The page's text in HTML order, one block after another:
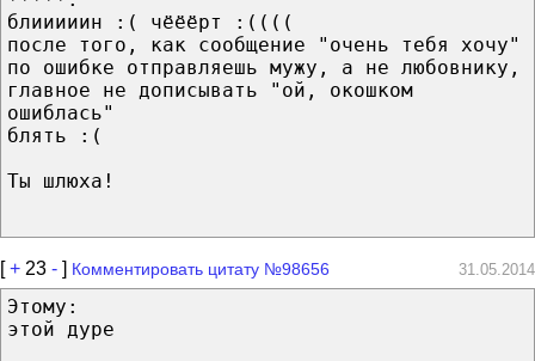
блииииин :( чёёёрт :((((
после того, как сообщение "очень тебя хочу"
по ошибке отправляешь мужу, а не любовнику,
главное не дописывать "ой, окошком
ошиблась"
блять :(
Ты шлюха!
[+ 23 - ] Комментировать цитату №98656 31.05.2014
Этому:
этой дуре